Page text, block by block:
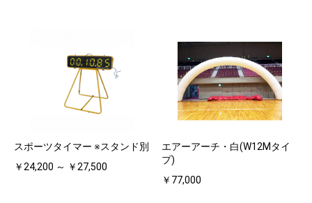
スポーツタイマー ※スタンド別
￥24,200 ～ ￥27,500
エアーアーチ・白(W12Mタイ
プ)
￥77,000